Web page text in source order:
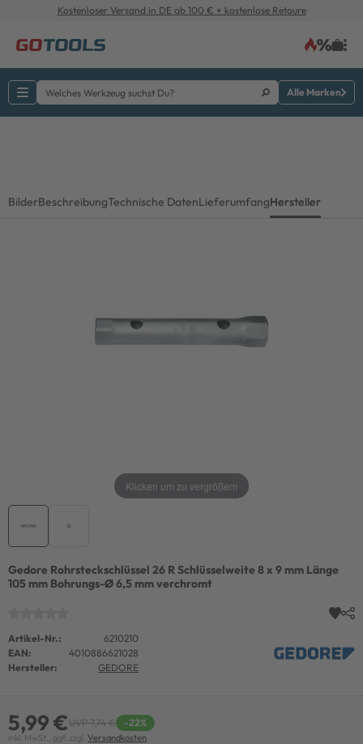
Kostenloser Versand in DE ab 100 € + kostenlose Retoure
Alle Marken
BilderBeschreibungTechnische DatenLieferumfangHersteller
Klicken um zu vergrößern
Gedore Rohrsteckschlüssel 26 R Schlüsselweite 8 x 9 mm Länge
105 mm Bohrungs-Ø 6,5 mm verchromt
Artikel-Nr.:
6210210
EAN:
4010886621028
Hersteller:
GEDORE
5,99 €UVP 7,74 € -22%
inkl. MwSt., ggf. zzgl. Versandkosten